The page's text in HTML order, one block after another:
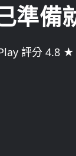
準備
評分 4.8 ★